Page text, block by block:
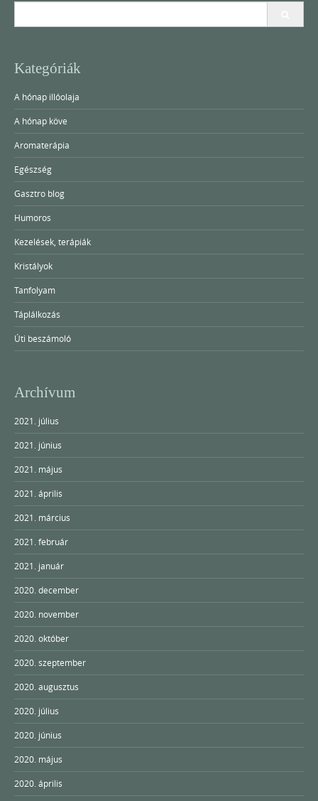
Kategóriák
A hónap illóolaja
A hónap köve
Aromaterápia
Egészség
Gasztro blog
Humoros
Kezelések, terápiák
Kristályok
Tanfolyam
Táplálkozás
Úti beszámoló
Archívum
2021. július
2021. június
2021. május
2021. április
2021. március
2021. február
2021. január
2020. december
2020. november
2020. október
2020. szeptember
2020. augusztus
2020. július
2020. június
2020. május
2020. április